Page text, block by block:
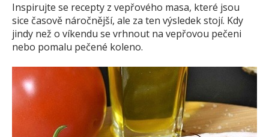
Inspirujte se recepty z vepřového masa, které jsou
sice časově náročnější, ale za ten výsledek stojí. Kdy
jindy než o víkendu se vrhnout na vepřovou pečeni
nebo pomalu pečené koleno.